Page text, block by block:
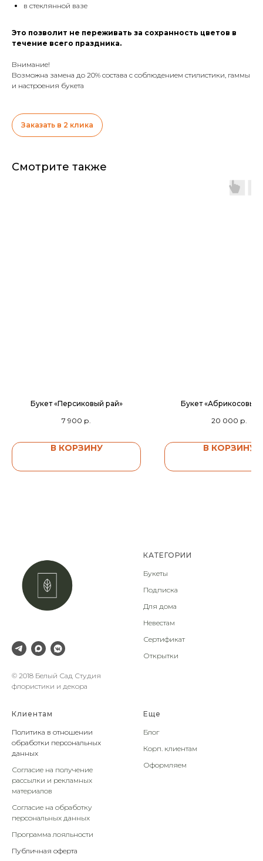
в стеклянной вазе
Это позволит не переживать за сохранность цветов в
течение всего праздника.
Внимание!
Возможна замена до 20% состава с соблюдением стилистики, гаммы
и настроения букета
Заказать в 2 клика
Смотрите также
Букет «Персиковый рай»
7 900 р.
В КОРЗИНУ
Букет «Абрикосовый
20 000 р.
В КОРЗИНУ
© 2018 Белый Сад Студия
флористики и декора
КАТЕГОРИИ
Букеты
Подписка
Для дома
Невестам
Сертификат
Открытки
Клиентам
Политика в отношении
обработки персональных
данных
Согласие на получение
рассылки и рекламных
материалов
Согласие на обработку
персональных данных
Программа лояльности
Публичная оферта
Еще
Блог
Корп. клиентам
Оформляем